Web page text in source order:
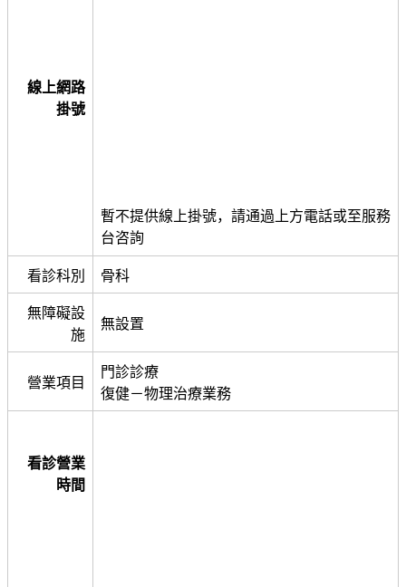
線上網路
掛號
暫不提供線上掛號，請通過上方電話或至服務
台咨詢
看診科別 骨科
無障礙設
施
無設置
營業項目
門診診療
復健－物理治療業務
看診營業
時間